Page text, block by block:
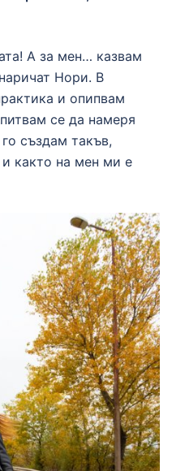
А за мен… казвам
Нори. В
и опипвам
се да намеря
създам такъв,
както на мен ми е